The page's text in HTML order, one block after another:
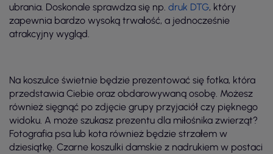
ubrania. Doskonale sprawdza się np. druk DTG, który
zapewnia bardzo wysoką trwałość, a jednocześnie
atrakcyjny wygląd.
Na koszulce świetnie będzie prezentować się fotka, która
przedstawia Ciebie oraz obdarowywaną osobę. Możesz
również sięgnąć po zdjęcie grupy przyjaciół czy pięknego
widoku. A może szukasz prezentu dla miłośnika zwierząt?
Fotografia psa lub kota również będzie strzałem w
dziesiątkę. Czarne koszulki damskie z nadrukiem w postaci